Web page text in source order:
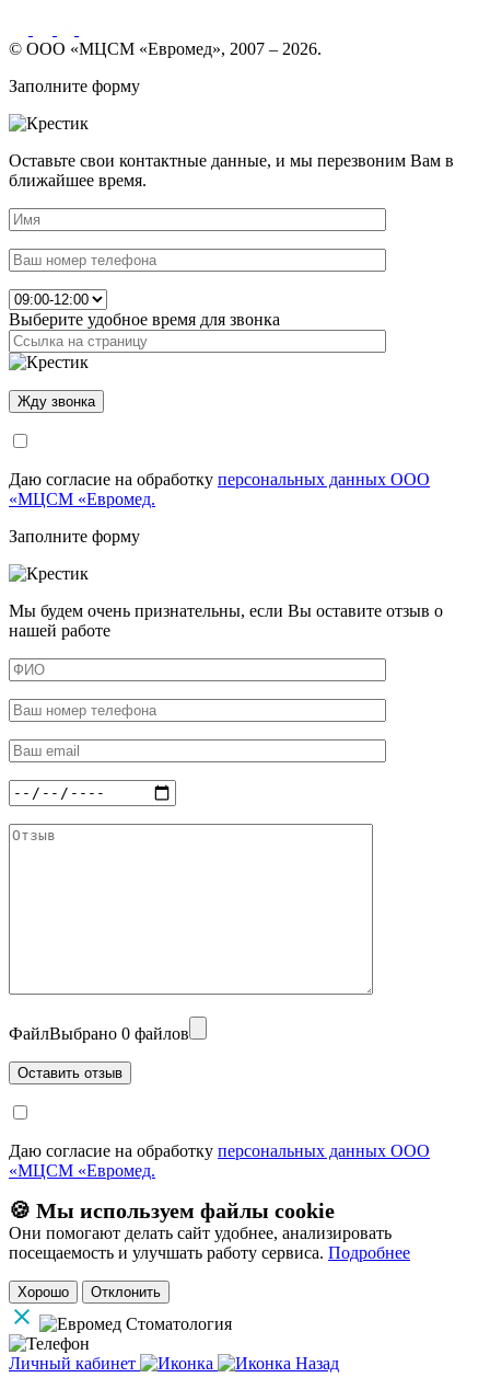
© ООО «МЦСМ «Евромед», 2007 – 2026.
Заполните форму
Оставьте свои контактные данные, и мы перезвоним Вам в
ближайшее время.
Выберите удобное время для звонка
Даю согласие на обработку персональных данных ООО
«МЦСМ «Евромед.
Заполните форму
Мы будем очень признательны, если Вы оставите отзыв о
нашей работе
ФайлВыбрано 0 файлов
Даю согласие на обработку персональных данных ООО
«МЦСМ «Евромед.
🍪 Мы используем файлы cookie
Они помогают делать сайт удобнее, анализировать
посещаемость и улучшать работу сервиса. Подробнее
Хорошо Отклонить
Личный кабинет
Назад